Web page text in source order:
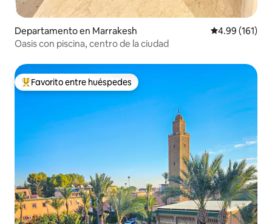
Departamento en Marrakesh Calificación
4.99 (161)
Oasis con piscina, centro de la ciudad
De los mejores en Favorito entre huéspedes
Favorito entre huéspedes